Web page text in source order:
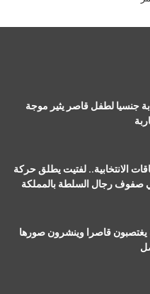
جنسيا لطفل قاصر يثير موجة
الانتخابية.. لفتيت يطلق حركة
صفوف رجال السلطة بالمملكة
يغتصبون قاصرا وينشرون صورها